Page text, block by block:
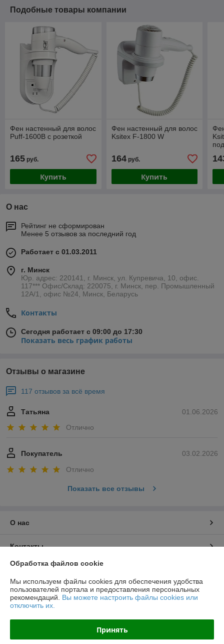
Подобные товары компании
Фен настенный для волос
Puff-1600B с розеткой
165 руб.
Купить
Фен настенный для волос
Ksitex F-1800 W
164руб.
Купить
О нас
Рейтинг не сформирован
Менее 5 отзывов за последний год
Работает с 01.03.2011
г. Минск
Юр. адрес: 220141, г. Минск, ул. Купревича, 10, офис.
117*** Офис/Склад: 220075, г. Минск, пер. Промышленный
12А/1, офис №24, Минск, Беларусь
Контакты
Сегодня работает с 09:00 до 17:30
Показать весь график работы
Отзывы о магазине
117 отзывов за всё время
01.06.2026
Татьяна
Отлично
03.02.2026
Покупатель
Отлично
Показать все отзывы
О нас
Контакты
Доставка и оплата
График работы
Политика обработки cookies
Обработка файлов cookie
Мы используем файлы cookies для обеспечения удобства
пользователей портала и предоставления персональных
рекомендаций. Вы можете настроить файлы cookies или
отключить их.
Принять